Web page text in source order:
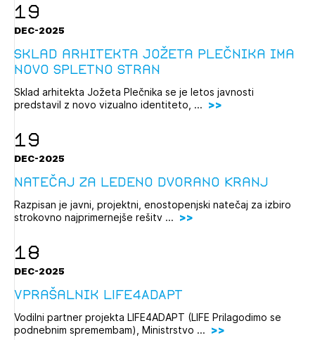
19
DEC-2025
Sklad arhitekta Jožeta Plečnika ima
novo spletno stran
Sklad arhitekta Jožeta Plečnika se je letos javnosti
predstavil z novo vizualno identiteto, ...
19
DEC-2025
Natečaj za Ledeno dvorano Kranj
Razpisan je javni, projektni, enostopenjski natečaj za izbiro
strokovno najprimernejše rešitv ...
18
DEC-2025
Vprašalnik LIFE4ADAPT
Vodilni partner projekta LIFE4ADAPT (LIFE Prilagodimo se
podnebnim spremembam), Ministrstvo ...